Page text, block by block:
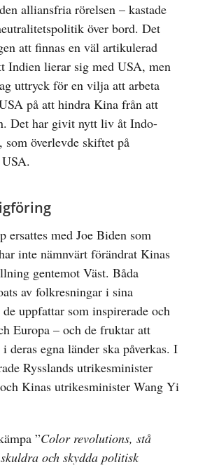
alliansfria rörelsen – kastade
över bord. Det
att finnas en väl artikulerad
Indien lierar sig med USA, men
uttryck för en vilja att arbeta
på att hindra Kina från att
Det har givit nytt liv åt Indo-
som överlevde skiftet på
ersattes med Joe Biden som
inte nämnvärt förändrat Kinas
gentemot Väst. Båda
av folkresningar i sina
uppfattar som inspirerade och
Europa – och de fruktar att
deras egna länder ska påverkas. I
Rysslands utrikesminister
Kinas utrikesminister Wang Yi
”Color revolutions, stå
och skydda politisk